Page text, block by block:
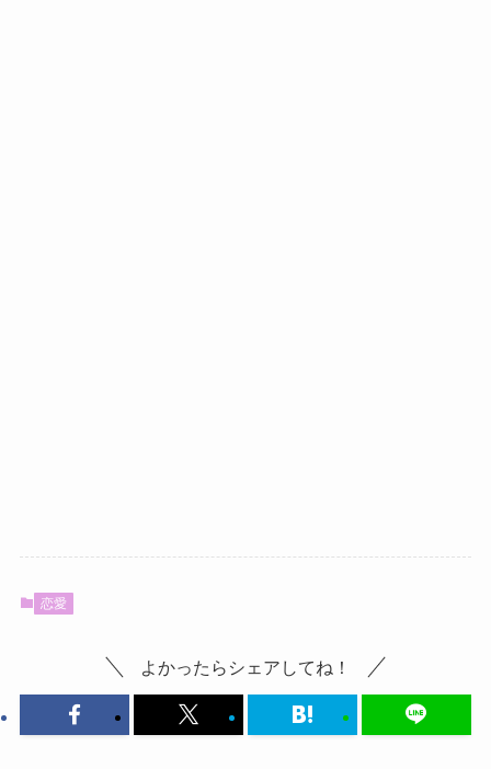
恋愛
よかったらシェアしてね！